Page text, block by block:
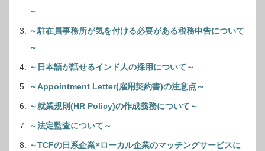
～
～駐在員事務所が気を付ける必要がある税務申告について
～
～日本語が話せるインド人の採用について～
～Appointment Letter(雇用契約書)の注意点～
～就業規則(HR Policy)の作成義務について～
～法定監査について～
～TCFの日系企業×ローカル企業のマッチングサービスに